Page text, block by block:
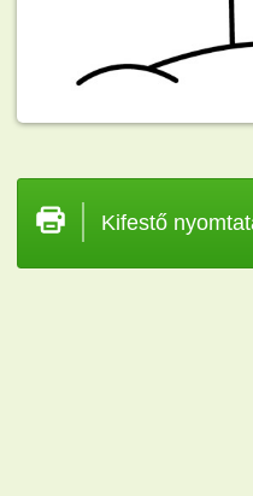
Kifestő